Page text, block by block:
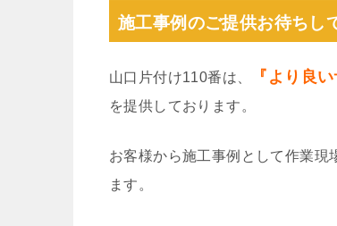
施工事例のご提供お待ちし
山口片付け110番は、 『より良
を提供しております。
お客様から施工事例として作業現
ます。